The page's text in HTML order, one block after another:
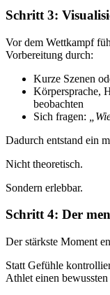
Schritt 3:
Vor dem Wettkampf
Vorbereitung durch:
Kurze Szenen
Körpersprache,
beobachten
Sich fragen:
Dadurch entstand ein
Nicht theoretisch.
Sondern erlebbar.
Schritt 4: Der
Der stärkste Moment
Statt Gefühle
Athlet einen